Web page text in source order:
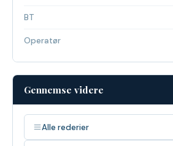
BT
Operatør
Gennemse videre
Alle rederier